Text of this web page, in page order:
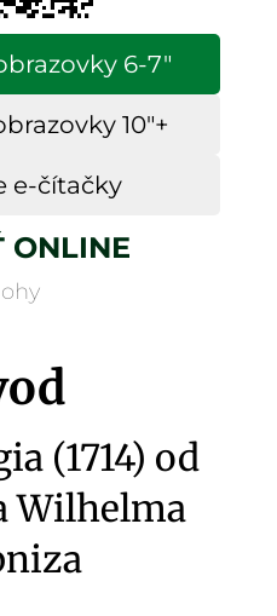
6-7″
10″+
e-čítačky
ONLINE
(1714) od
Wilhelma